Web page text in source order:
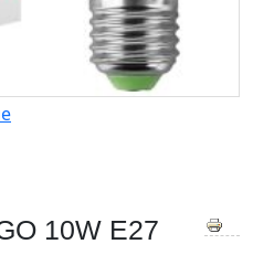
10W E27